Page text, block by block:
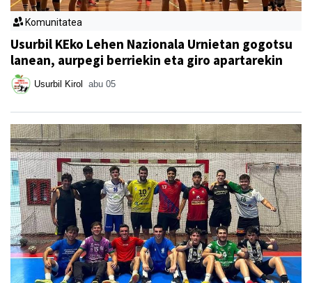
Komunitatea
Usurbil KEko Lehen Nazionala Urnietan gogotsu
lanean, aurpegi berriekin eta giro apartarekin
Usurbil Kirol abu 05